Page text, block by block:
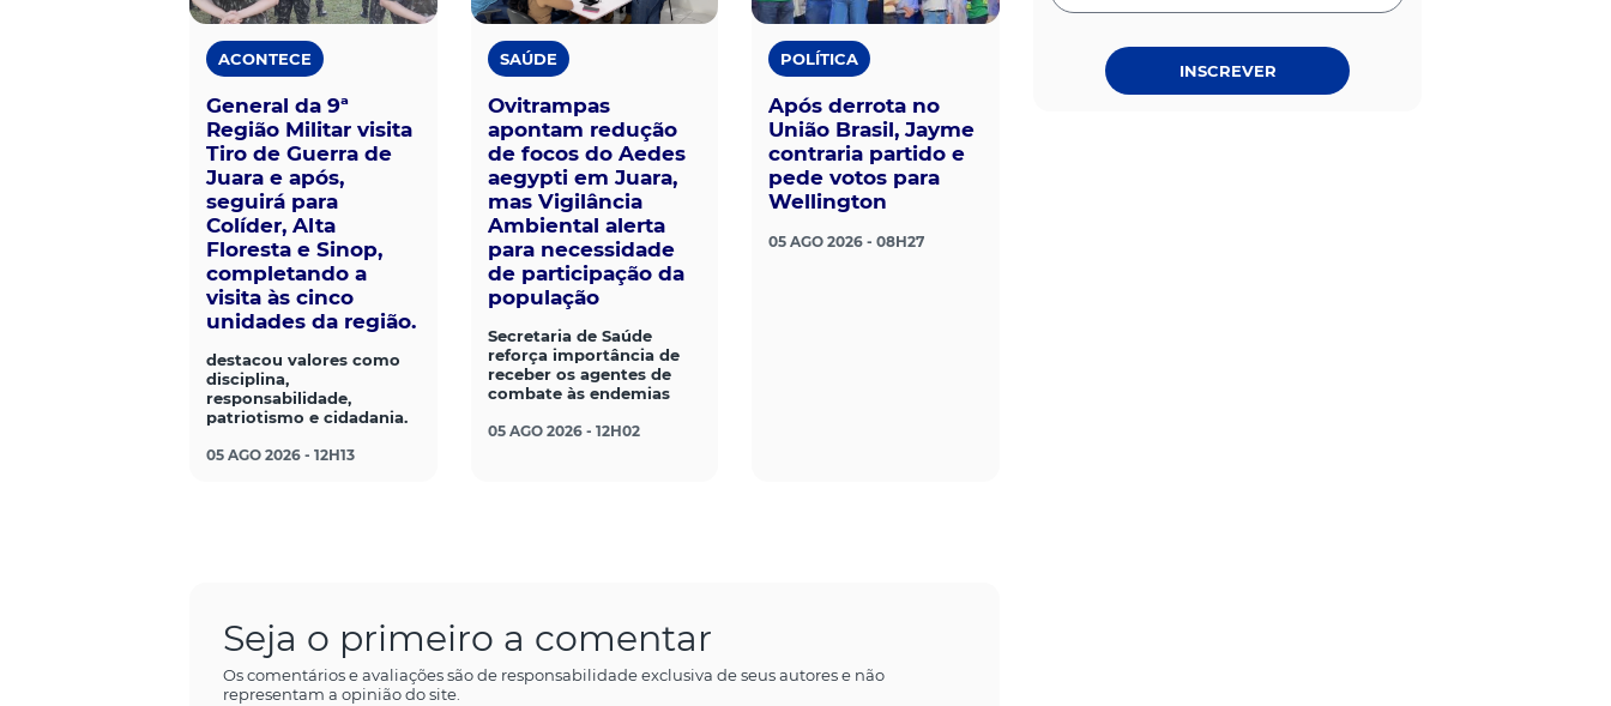
ACONTECE
General da 9ª
Região Militar visita
Tiro de Guerra de
Juara e após,
seguirá para
Colíder, Alta
Floresta e Sinop,
completando a
visita às cinco
unidades da região.
destacou valores como
disciplina,
responsabilidade,
patriotismo e cidadania.
05 AGO 2026 - 12H13
SAÚDE
Ovitrampas
apontam redução
de focos do Aedes
aegypti em Juara,
mas Vigilância
Ambiental alerta
para necessidade
de participação da
população
Secretaria de Saúde
reforça importância de
receber os agentes de
combate às endemias
05 AGO 2026 - 12H02
POLÍTICA
Após derrota no
União Brasil, Jayme
contraria partido e
pede votos para
Wellington
05 AGO 2026 - 08H27
Seja o primeiro a comentar
Os comentários e avaliações são de responsabilidade exclusiva de seus autores e não
representam a opinião do site.
INSCREVER